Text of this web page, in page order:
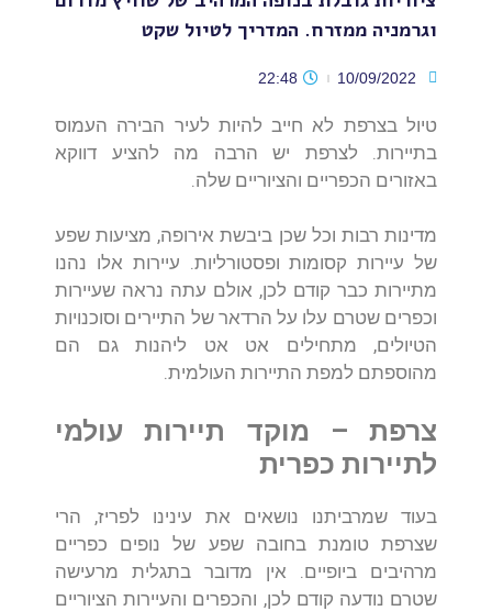
וגרמניה ממזרח. המדריך לטיול שקט
10/09/2022
22:48
טיול בצרפת לא חייב להיות לעיר הבירה העמוס
בתיירות. לצרפת יש הרבה מה להציע דווקא
באזורים הכפריים והציוריים שלה.
מדינות רבות וכל שכן ביבשת אירופה, מציעות שפע
של עיירות קסומות ופסטורליות. עיירות אלו נהנו
מתיירות כבר קודם לכן, אולם עתה נראה שעיירות
וכפרים שטרם עלו על הרדאר של התיירים וסוכנויות
הטיולים, מתחילים אט אט ליהנות גם הם
מהוספתם למפת התיירות העולמית.
צרפת – מוקד תיירות עולמי
לתיירות כפרית
בעוד שמרביתנו נושאים את עינינו לפריז, הרי
שצרפת טומנת בחובה שפע של נופים כפריים
מרהיבים ביופיים. אין מדובר בתגלית מרעישה
שטרם נודעה קודם לכן, והכפרים והעיירות הציוריים